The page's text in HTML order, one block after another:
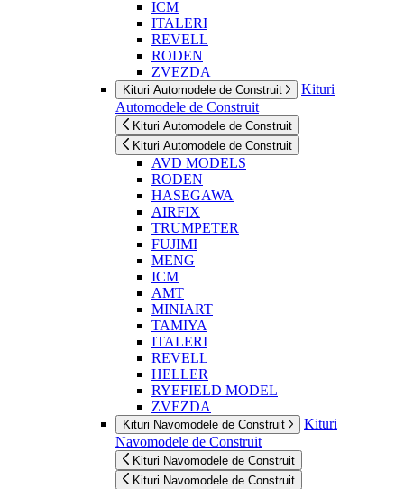
ICM
ITALERI
REVELL
RODEN
ZVEZDA
Kituri Automodele de Construit
Kituri
Automodele de Construit
Kituri Automodele de Construit
Kituri Automodele de Construit
AVD MODELS
RODEN
HASEGAWA
AIRFIX
TRUMPETER
FUJIMI
MENG
ICM
AMT
MINIART
TAMIYA
ITALERI
REVELL
HELLER
RYEFIELD MODEL
ZVEZDA
Kituri Navomodele de Construit
Kituri
Navomodele de Construit
Kituri Navomodele de Construit
Kituri Navomodele de Construit